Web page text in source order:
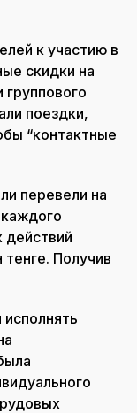
к участию в
скидки на
поездки,
“контактные
перевели на
действий
Получив